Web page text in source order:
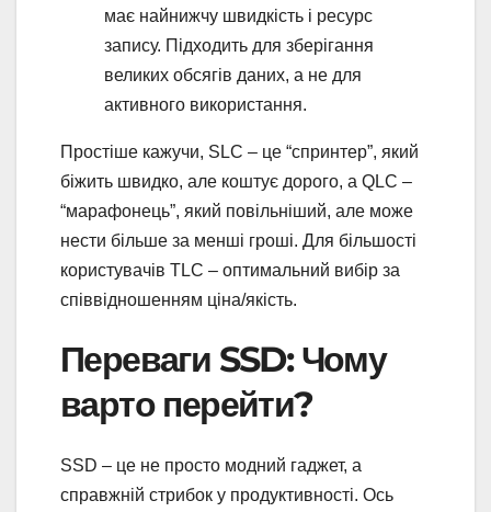
має найнижчу швидкість і ресурс
запису. Підходить для зберігання
великих обсягів даних, а не для
активного використання.
Простіше кажучи, SLC – це “спринтер”, який
біжить швидко, але коштує дорого, а QLC –
“марафонець”, який повільніший, але може
нести більше за менші гроші. Для більшості
користувачів TLC – оптимальний вибір за
співвідношенням ціна/якість.
Переваги SSD: Чому
варто перейти?
SSD – це не просто модний гаджет, а
справжній стрибок у продуктивності. Ось